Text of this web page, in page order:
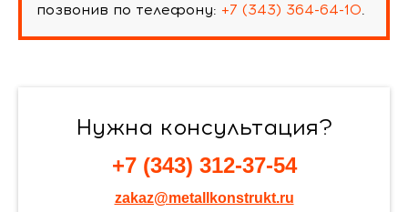
позвонив по телефону: +7 (343) 364-64-10.
Нужна консультация?
+7 (343) 312-37-54
zakaz@metallkonstrukt.ru